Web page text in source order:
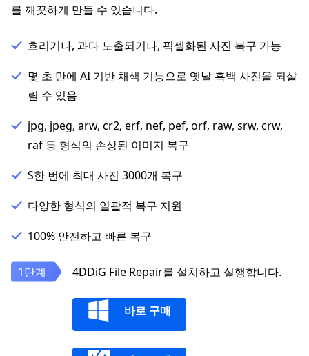
를 깨끗하게 만들 수 있습니다.
흐리거나, 과다 노출되거나, 픽셀화된 사진 복구 가능
몇 초 만에 AI 기반 채색 기능으로 옛날 흑백 사진을 되살
릴 수 있음
jpg, jpeg, arw, cr2, erf, nef, pef, orf, raw, srw, crw,
raf 등 형식의 손상된 이미지 복구
S한 번에 최대 사진 3000개 복구
다양한 형식의 일괄적 복구 지원
100% 안전하고 빠른 복구
4DDiG File Repair를 설치하고 실행합니다.
바로 구매